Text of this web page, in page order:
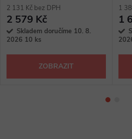
2 131 Kč bez DPH
2 579 Kč
Skladem doručíme 10. 8.
2026 10 ks
ZOBRAZIT
1
1